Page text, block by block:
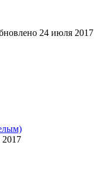
24 июля 2017
2017